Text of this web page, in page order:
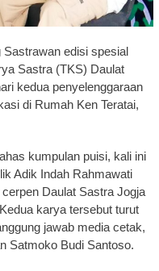
edisi spesial
Sastra (TKS) Daulat
kedua penyelenggaraan
di Rumah Ken Teratai,
kumpulan puisi, kali ini
Adik Indah Rahmawati
Daulat Sastra Jogja
karya tersebut turut
jawab media cetak,
Satmoko Budi Santoso.